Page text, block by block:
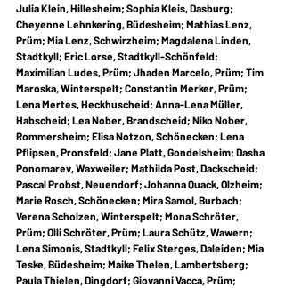
Julia Klein, Hillesheim; Sophia Kleis, Dasburg;
Cheyenne Lehnkering, Büdesheim; Mathias Lenz,
Prüm; Mia Lenz, Schwirzheim; Magdalena Linden,
Stadtkyll; Eric Lorse, Stadtkyll-Schönfeld;
Maximilian Ludes, Prüm; Jhaden Marcelo, Prüm; Tim
Maroska, Winterspelt; Constantin Merker, Prüm;
Lena Mertes, Heckhuscheid; Anna-Lena Müller,
Habscheid; Lea Nober, Brandscheid; Niko Nober,
Rommersheim; Elisa Notzon, Schönecken; Lena
Pflipsen, Pronsfeld; Jane Platt, Gondelsheim; Dasha
Ponomarev, Waxweiler; Mathilda Post, Dackscheid;
Pascal Probst, Neuendorf; Johanna Quack, Olzheim;
Marie Rosch, Schönecken; Mira Samol, Burbach;
Verena Scholzen, Winterspelt; Mona Schröter,
Prüm; Olli Schröter, Prüm; Laura Schütz, Wawern;
Lena Simonis, Stadtkyll; Felix Sterges, Daleiden; Mia
Teske, Büdesheim; Maike Thelen, Lambertsberg;
Paula Thielen, Dingdorf; Giovanni Vacca, Prüm;